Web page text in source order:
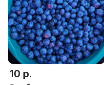
10 р.